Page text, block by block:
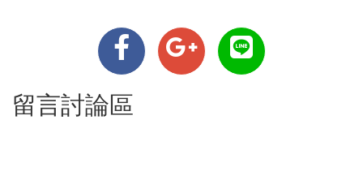
留言討論區